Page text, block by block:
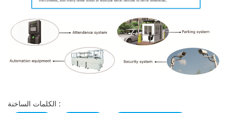
الكلمات الساخنة :